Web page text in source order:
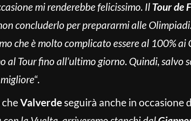
mi renderebbe felicissimo. Il Tour de
concluderlo per prepararmi alle
che è molto complicato essere al 100% ai
al Tour fino all’ultimo giorno. Quindi, salvo
“.
Valverdeseguirà anche in occasione